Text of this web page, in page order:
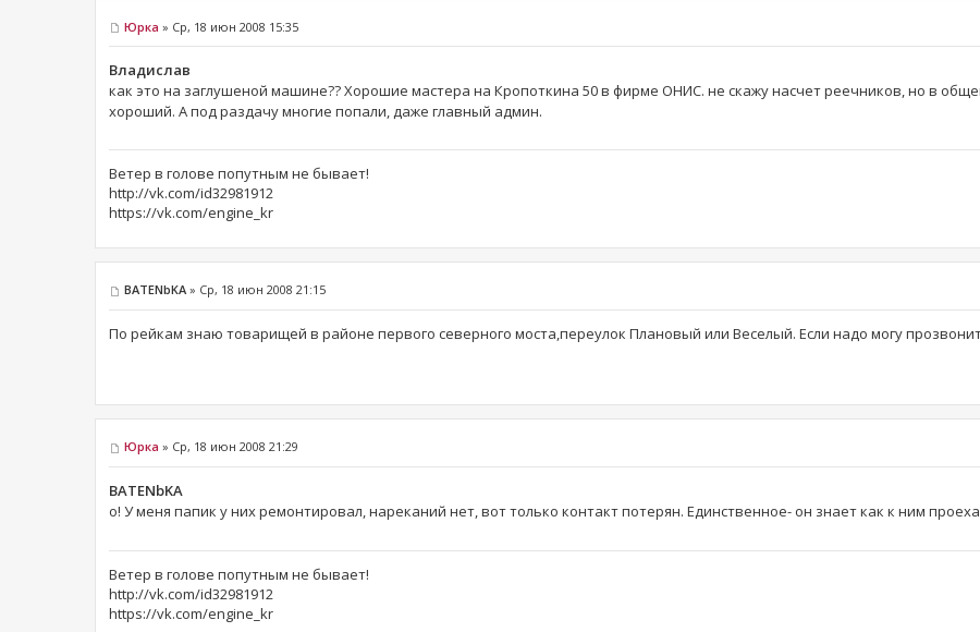
Юрка » Ср, 18 июн 2008 15:35
Владислав
как это на заглушеной машине?? Хорошие мастера на Кропоткина 50 в фирме ОНИС. не скажу насчет реечников, но в
хороший. А под раздачу многие попали, даже главный админ.
Ветер в голове попутным не бывает!
http://vk.com/id32981912
https://vk.com/engine_kr
BATENbKA » Ср, 18 июн 2008 21:15
По рейкам знаю товарищей в районе первого северного моста,переулок Плановый или Веселый. Если надо могу
Юрка » Ср, 18 июн 2008 21:29
BATENbKA
о! У меня папик у них ремонтировал, нареканий нет, вот только контакт потерян. Единственное- он знает как к ним
Ветер в голове попутным не бывает!
http://vk.com/id32981912
https://vk.com/engine_kr